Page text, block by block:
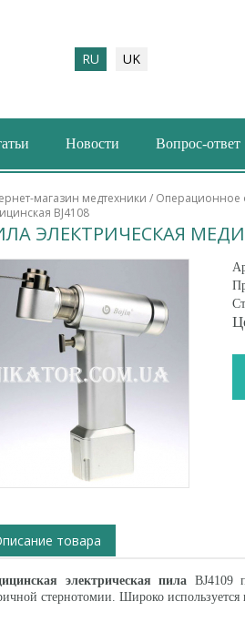
RU UK
Новости Вопрос-ответ
магазин медтехники / Операционное
BJ4108
ЭЛЕКТРИЧЕСКАЯ
товара
электрическая пила BJ4109
стернотомии. Широко используется